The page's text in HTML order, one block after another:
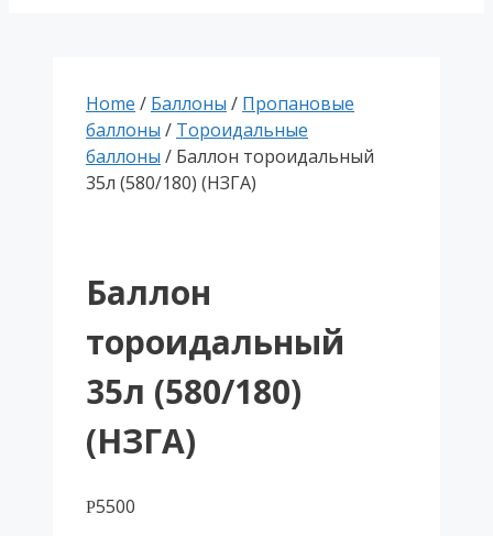
Home / Баллоны / Пропановые
баллоны / Тороидальные
баллоны / Баллон тороидальный
35л (580/180) (НЗГА)
Баллон
тороидальный
35л (580/180)
(НЗГА)
Р5500